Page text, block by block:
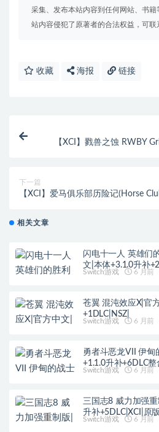
采集、发布本站内容到任何网站、书
站内容侵犯了原著者的合法权益，可联
收藏 海报 链接
【XCI】戮兽之蚀 RWBY Grimm Eclipse v1.11.4r 美版
下一篇
【XCI】爱马俱乐部历险记(Horse
相关文章
闪电十一人 英雄们
文|本体+3.1.0升补
Switch游戏 6 月前
苍翼 混沌效应X|官
+1DLC|NSZ|
Switch游戏 6 月前
勇者斗恶龙VII 伊甸
+1.1.0升补+6DLC整
Switch游戏 6 月前
三国志8 威力加强
升补+5DLC|XCI|原版|
Switch游戏 6 月前